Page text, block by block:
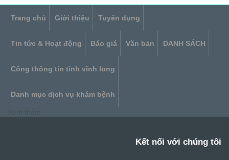
Trang chủ Giới thiệu Tuyển dụng
Tin tức & Hoạt động Báo giá Văn bản DANH SÁCH
Cổng thông tin tỉnh vĩnh long
Danh mục dịch vụ khám bệnh
Xem thêm
Kết nối với chúng tôi